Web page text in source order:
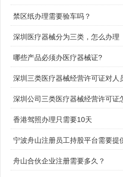
禁区纸办理需要验车吗？
深圳医疗器械分为三类，怎么办理
哪些产品必须办医疗器械证?
深圳三类医疗器械经营许可证对人
深圳公司三类医疗器械经营许可证
香港驾照办理只需要10天
宁波舟山注册员工持股平台需要提
舟山合伙企业注册需要多久？